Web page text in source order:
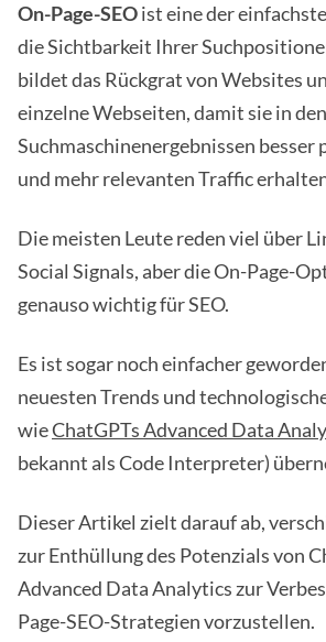
On-Page-SEOist eine der
die Sichtbarkeit Ihrer
bildet das Rückgrat von Websites
einzelne Webseiten, damit sie in den
Suchmaschinenergebnissen
und mehr relevanten Traffic
Die meisten Leute reden viel über
Social Signals, aber die On-Page-
genauso wichtig für SEO.
Es ist sogar noch einfacher
neuesten Trends und
wieChatGPTs Advanced Data
bekannt als Code Interpreter)
Dieser Artikel zielt darauf ab,
zur Enthüllung des Potenzials von
Advanced Data Analytics zur
Page-SEO-Strategien vorzustellen.